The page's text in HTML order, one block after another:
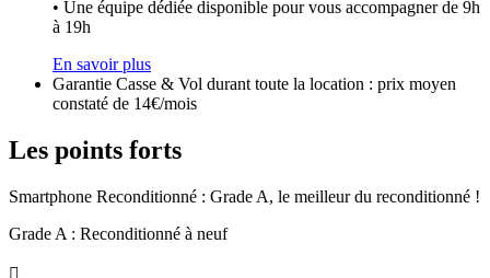
• Une équipe dédiée disponible pour vous accompagner de 9h
à 19h
En savoir plus
Garantie Casse & Vol durant toute la location : prix moyen
constaté de 14€/mois
Les points forts
Smartphone Reconditionné : Grade A, le meilleur du reconditionné !
Grade A : Reconditionné à neuf
